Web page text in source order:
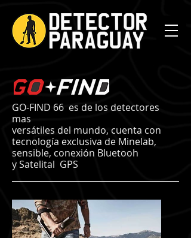
GO-FIND 66 es de los detectores
mas
versátiles del mundo, cuenta con
tecnología exclusiva de Minelab,
sensible, conexión Bluetooh
y Satelital GPS